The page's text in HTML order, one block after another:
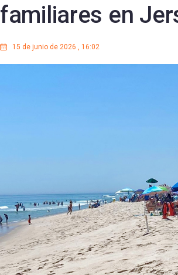
familiares en
15 de junio de 2026 , 16:02